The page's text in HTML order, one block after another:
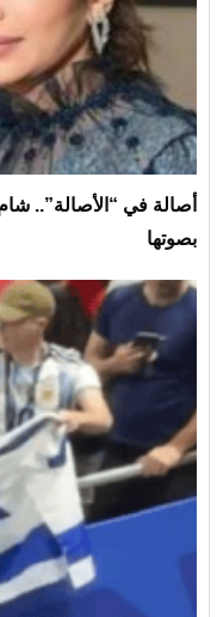
أصالة في “الأصالة”..
بصوتها